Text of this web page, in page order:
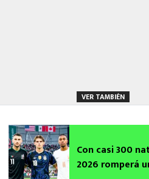
VER TAMBIÉN
Con casi 300
2026 romperá